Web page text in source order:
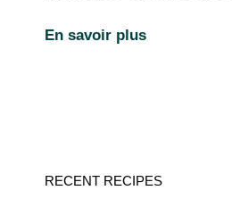
En savoir plus
RECENT RECIPES